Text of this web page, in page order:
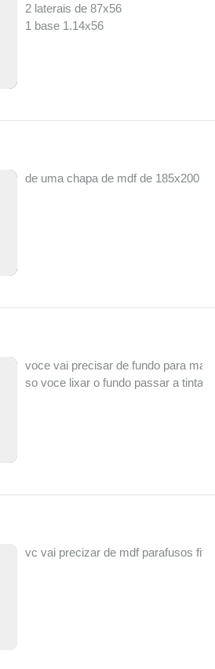
2 laterais de 87x56
1 base 1.14x56
de uma chapa de mdf de 185x200
voce vai precisar de fundo para
so voce lixar o fundo passar a tinta
vc vai precizar de mdf parafusos